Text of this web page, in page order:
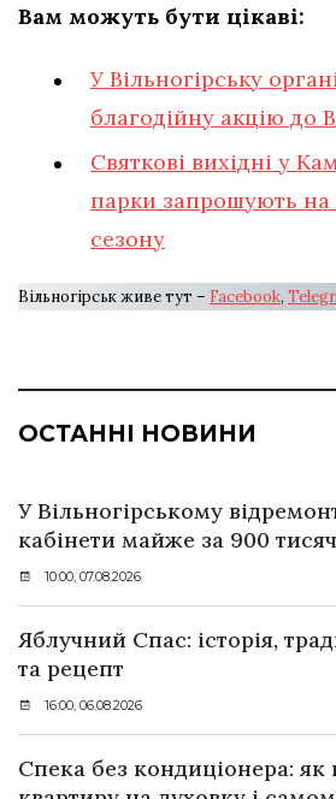
Вам можуть бути цікаві:
У Вільногірську
благодійну акцію до
Святкові вихідні у
парки запрошують на
сезону
Вільногірськ живе тут – Facebook,
ОСТАННІ НОВИНИ
У Вільногірському
кабінети майже за 900
10:00, 07.08.2026
Яблучний Спас: історія,
та рецепт
16:00, 06.08.2026
Спека без кондиціонера: як